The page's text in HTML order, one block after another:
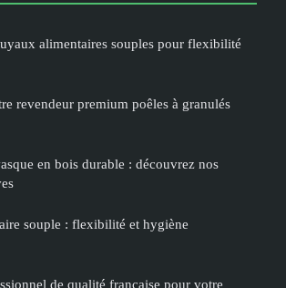
alimentaires souples pour flexibilité
revendeur premium poêles à granulés
en bois durable : découvrez nos
souple : flexibilité et hygiène
de qualité française pour votre